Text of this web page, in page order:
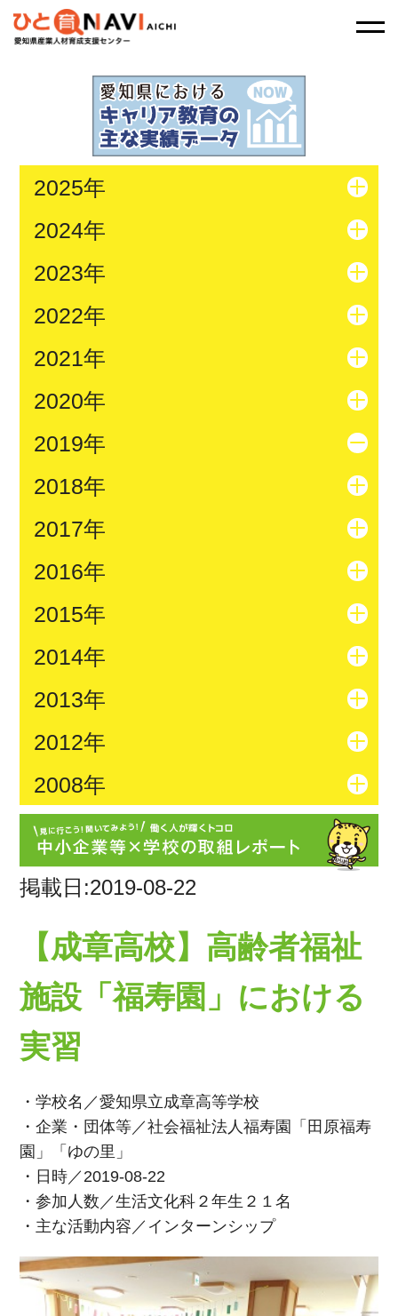
2025年
2024年
2023年
2022年
2021年
2020年
2019年
2018年
2017年
2016年
2015年
2014年
2013年
2012年
2008年
掲載日:2019-08-22
【成章高校】高齢者福祉
施設「福寿園」における
実習
・学校名／愛知県立成章高等学校
・企業・団体等／社会福祉法人福寿園「田原福寿
園」「ゆの里」
・日時／2019-08-22
・参加人数／生活文化科２年生２１名
・主な活動内容／インターンシップ